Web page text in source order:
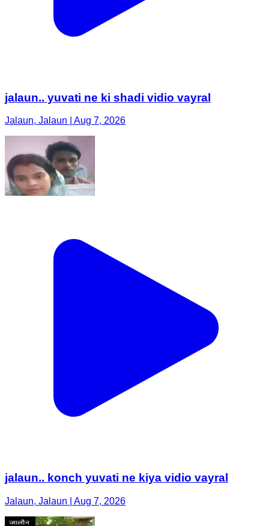
jalaun.. yuvati ne ki shadi vidio vayral
Jalaun, Jalaun | Aug 7, 2026
jalaun.. konch yuvati ne kiya vidio vayral
Jalaun, Jalaun | Aug 7, 2026